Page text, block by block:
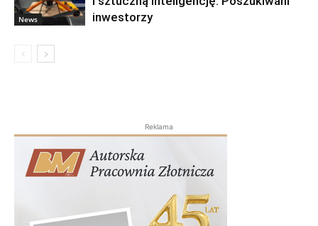
News
inwestorzy
Reklama